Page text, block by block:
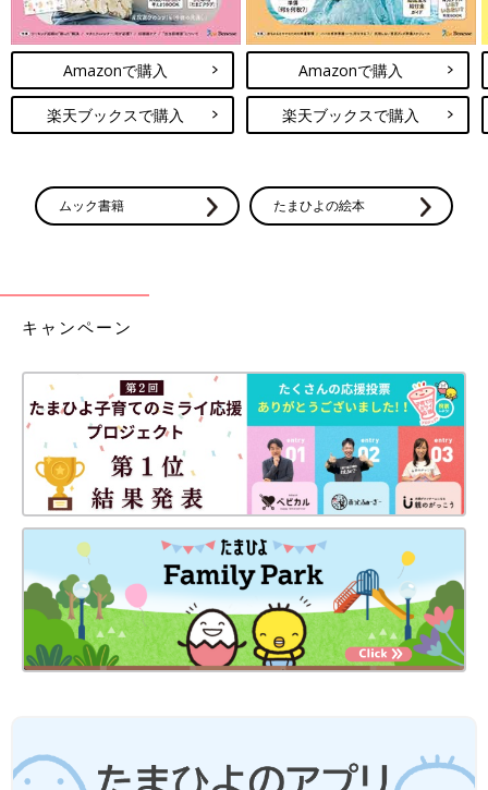
大浦先生アドバイス
つわりは原因不明です。妊娠初期5週ごろから出ることが多いで
すが、半分以上の人にはつわりは出現しません。つわりは胎児の
身体ができるときに、母体が害のある食べ物を摂らないようにと
いう説もありますが、はっきりしたことはわかっておりません。
ざまありますが、改善させるためには時間をかけることがポイン
トです。
必要であると主治医に指導されたとき、その内容を事業主に的確
に伝えることを目的に作られた「母性健康管理指導事項連絡カー
書いてもらえるので、上司に直接話しにくい内容や自分の体調に
ついて、誤解なく報告することができます。母子健康手帳に掲載
されているものを拡大コピーして使うことも可能ですし、厚生労
働省のホームページから入手することもできます。つわりは入院
していないと休職にならない場合もあるため、医師と会社に相談
してみてください。
著者／砂川雨路 イラスト／くにみつ 監修／大浦訓章先生
この小説はスターツ出版文庫から刊行されている『ご懐妊!!』よ
り掲載しています。たまひよWEB版は
産婦人科医大浦訓章先生
の監修のもと一部改訂しております。
群馬県出身。東京都在住。著書に、『愛され新婚ライフ～クール
な彼は極あま旦那様～』『クールな御曹司の本性は、溺甘オオカ
Amazonで購入
楽天ブックスで購入
Amazonで購入
楽天ブックスで購入
ムック書籍 たまひよの絵本
キャンペーン